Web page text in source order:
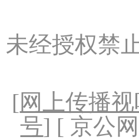
未经授权禁
[网上传播
号] [ 京公